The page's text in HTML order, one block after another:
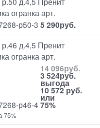
огранка арт.
р50-3 5 290руб.
д.4,5 Пренит
огранка арт.
р46-4
14 096руб.
3 524руб.
выгода
10 572 руб.
или
75%
75%